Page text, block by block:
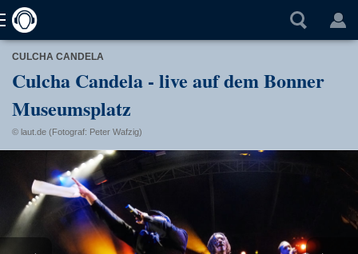
CULCHA CANDELA
Culcha Candela - live auf dem Bonner
Museumsplatz
© laut.de (Fotograf: Peter Wafzig)